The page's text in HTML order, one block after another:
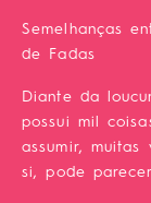
Semelhanças
de Fadas
Diante da
possui mil
assumir,
si, pode